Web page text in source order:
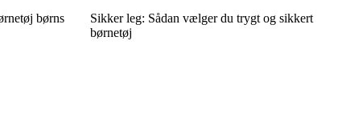
børns
Sikker leg: Sådan vælger du trygt og sikkert
børnetøj